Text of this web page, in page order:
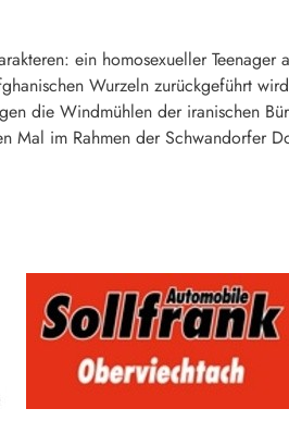
ein homosexueller Teenager
Wurzeln zurückgeführt
die Windmühlen der iranischen
im Rahmen der Schwandorfer